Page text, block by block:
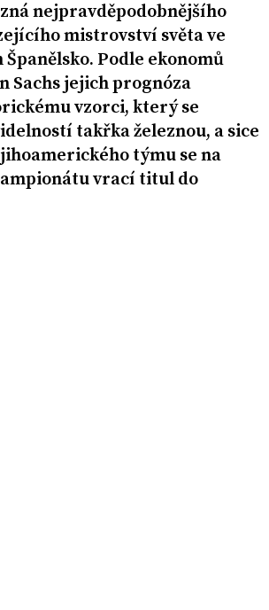
nejpravděpodobnějšího
mistrovství světa ve
Podle ekonomů
Sachs jejich prognóza
vzorci, který se
takřka železnou, a sice
týmu se na
vrací titul do